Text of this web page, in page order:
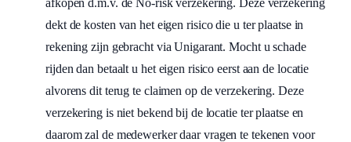
afkopen d.m.v. de No-risk verzekering. Deze verzekering
dekt de kosten van het eigen risico die u ter plaatse in
rekening zijn gebracht via Unigarant. Mocht u schade
rijden dan betaalt u het eigen risico eerst aan de locatie
alvorens dit terug te claimen op de verzekering. Deze
verzekering is niet bekend bij de locatie ter plaatse en
daarom zal de medewerker daar vragen te tekenen voor